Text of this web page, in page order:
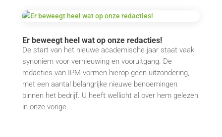
Er beweegt heel wat op onze redacties!
De start van het nieuwe academische jaar staat vaak
synoniem voor vernieuwing en vooruitgang. De
redacties van IPM vormen hierop geen uitzondering,
met een aantal belangrijke nieuwe benoemingen
binnen het bedrijf. U heeft wellicht al over hem gelezen
in onze vorige...